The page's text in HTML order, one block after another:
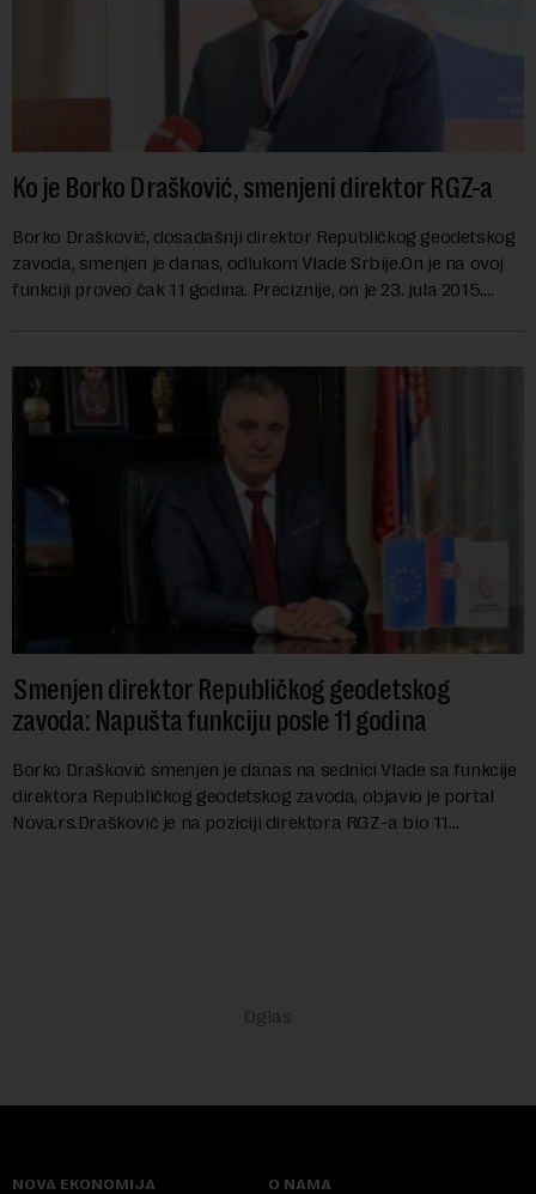
Ko je Borko Drašković, smenjeni direktor RGZ-a
Borko Drašković, dosadašnji direktor Republičkog geodetskog
zavoda, smenjen je danas, odlukom Vlade Srbije.On je na ovoj
funkciji proveo čak 11 godina. Preciznije, on je 23. jula 2015.
Smenjen direktor Republičkog geodetskog
zavoda: Napušta funkciju posle 11 godina
Borko Drašković smenjen je danas na sednici Vlade sa funkcije
direktora Republičkog geodetskog zavoda, objavio je portal
Nova.rs.Drašković je na poziciji direktora RGZ-a bio 11
NOVA EKONOMIJA O NAMA